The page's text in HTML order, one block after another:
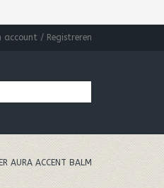
account / Registreren
AURA ACCENT BALM